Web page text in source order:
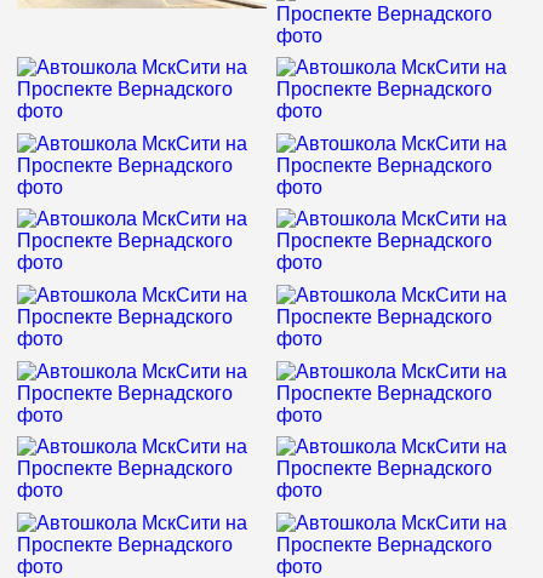
время бучения, это у них нормально! В конце говорите, что
инструктор Дима The best of the best!!!